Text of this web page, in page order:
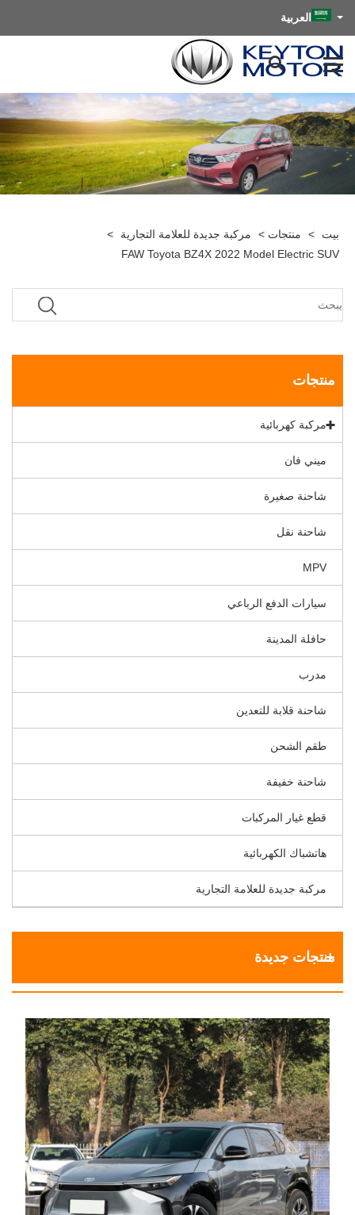
العربية
بيت > منتجات > مركبة جديدة للعلامة التجارية
>
FAW Toyota BZ4X 2022 Model Electric SUV
منتجات
مركبة كهربائية
ميني فان
شاحنة صغيرة
شاحنة نقل
MPV
سيارات الدفع الرباعي
حافلة المدينة
مدرب
شاحنة قلابة للتعدين
طقم الشحن
شاحنة خفيفة
قطع غيار المركبات
هاتشباك الكهربائية
مركبة جديدة للعلامة التجارية
منتجات جديدة